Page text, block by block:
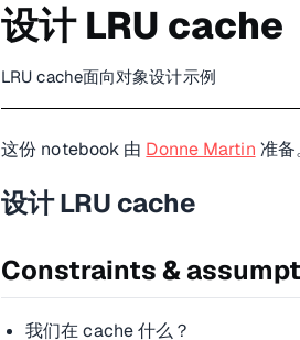
设计 LRU cache
LRU cache面向对象设计示例
这份 notebook 由 Donne Martin 准
设计 LRU cache
Constraints &
我们在 cache 什么？